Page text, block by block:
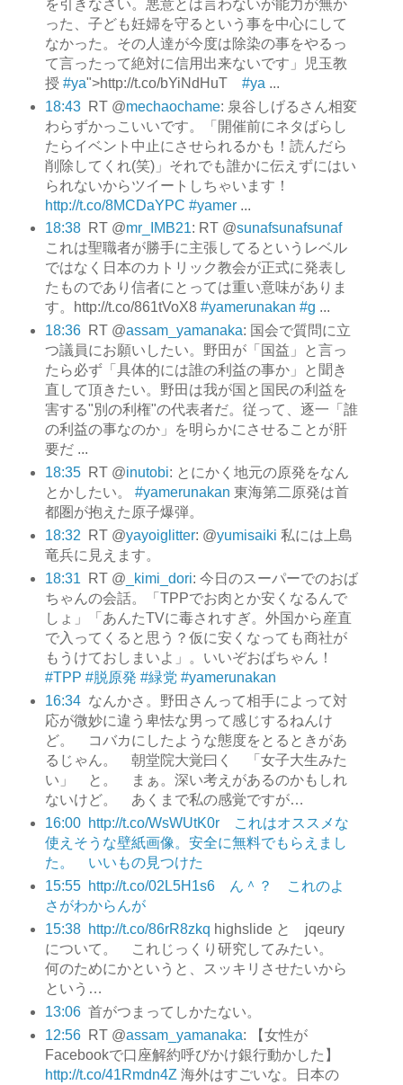
を引きなさい。悪意とは言わないが能力が無か
った、子ども妊婦を守るという事を中心にして
なかった。その人達が今度は除染の事をやるっ
て言ったって絶対に信用出来ないです」児玉教
授 #ya">http://t.co/bYiNdHuT #ya ...
18:43
RT @mechaochame: 泉谷しげるさん相変
わらずかっこいいです。「開催前にネタばらし
たらイベント中止にさせられるかも！読んだら
削除してくれ(笑)」それでも誰かに伝えずにはい
られないからツイートしちゃいます！
http://t.co/8MCDaYPC #yamer...
18:38
RT @mr_IMB21: RT @sunafsunafsunaf
これは聖職者が勝手に主張してるというレベル
ではなく日本のカトリック教会が正式に発表し
たものであり信者にとっては重い意味がありま
す。http://t.co/861tVoX8 #yamerunakan #g ...
18:36
RT @assam_yamanaka: 国会で質問に立
つ議員にお願いしたい。野田が「国益」と言っ
たら必ず「具体的には誰の利益の事か」と聞き
直して頂きたい。野田は我が国と国民の利益を
害する"別の利権"の代表者だ。従って、逐一「誰
の利益の事なのか」を明らかにさせることが肝
要だ ...
18:35
RT @inutobi: とにかく地元の原発をなん
とかしたい。 #yamerunakan 東海第二原発は首
都圏が抱えた原子爆弾。
18:32
RT @yayoiglitter: @yumisaiki 私には上島
竜兵に見えます。
18:31
RT @ _kimi_dori: 今日のスーパーでのおば
ちゃんの会話。「TPPでお肉とか安くなるんで
しょ」「あんたTVに毒されすぎ。外国から産直
で入ってくると思う？仮に安くなっても商社が
もうけておしまいよ」。いいぞおばちゃん！
#TPP #脱原発 #緑党 #yamerunakan
16:34 なんかさ。野田さんって相手によって対
応が微妙に違う卑怯な男って感じするねんけ
ど。 コバカにしたような態度をとるときがあ
るじゃん。 朝堂院大覚曰く 「女子大生みた
い」 と。 まぁ。深い考えがあるのかもしれ
ないけど。 あくまで私の感覚ですが…
16:00
http://t.co/WsWUtK0r これはオススメな
使えそうな壁紙画像。安全に無料でもらえまし
た。 いいもの見つけた
15:55
http://t.co/02L5H1s6 ん＾？ これのよ
さがわからんが
15:38
http://t.co/86rR8zkq highslide と jqeury
について。 これじっくり研究してみたい。
何のためにかというと、スッキリさせたいから
という…
13:06 首がつまってしかたない。
12:56
RT @assam_yamanaka: 【女性が
Facebookで口座解約呼びかけ銀行動かした】
http://t.co/41Rmdn4Z 海外はすごいな。日本の